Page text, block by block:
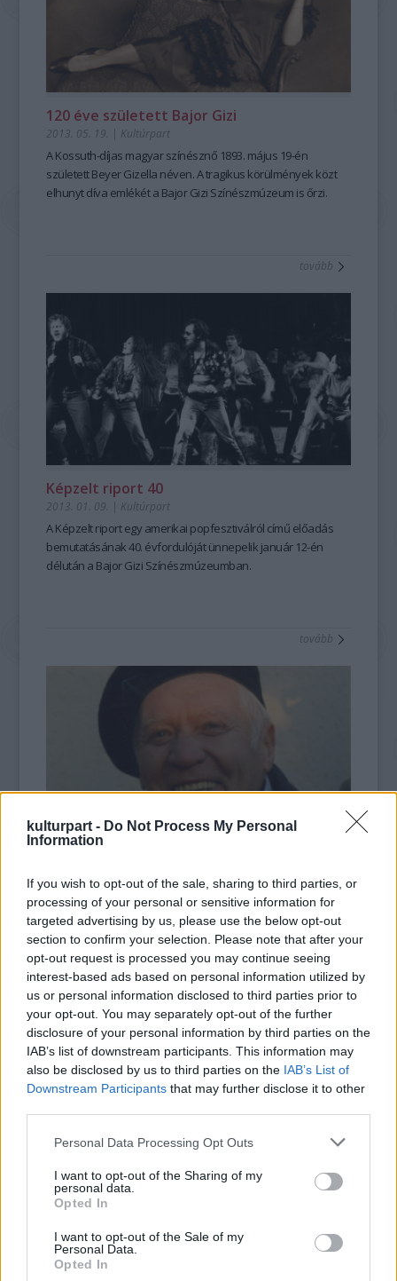
kulturpart - Do Not Process My Personal
Information
If you wish to opt-out of the sale, sharing to third parties, or
processing of your personal or sensitive information for
targeted advertising by us, please use the below opt-out
section to confirm your selection. Please note that after your
opt-out request is processed you may continue seeing
interest-based ads based on personal information utilized by
us or personal information disclosed to third parties prior to
your opt-out. You may separately opt-out of the further
disclosure of your personal information by third parties on the
IAB’s list of downstream participants. This information may
also be disclosed by us to third parties on the IAB’s List of
Downstream Participants that may further disclose it to other
Please note that this website/app uses one or more Google
not limited to your visit or usage behaviour. You may click to
grant or deny consent to Google and its third-party tags to
use your data for below specified purposes in below Google
consent section.
Personal Data Processing Opt Outs
I want to opt-out of the Sharing of my
personal data.
Opted In
I want to opt-out of the Sale of my
Personal Data.
Opted In
120 éve született Bajor Gizi
2013. 05. 19. | Kultúrpart
A Kossuth-díjas magyar színésznő 1893. május 19-én
születettBeyer Gizella néven. A tragikus körülmények közt
elhunyt díva emlékét a Bajor Gizi Színészmúzeum is őrzi.
tovább
Képzelt riport 40
2013. 01. 09. | Kultúrpart
AKépzelt riport egy amerikai popfesztiválról című előadás
bemutatásának40. évfordulóját ünnepelik január 12-én
délután a Bajor Gizi Színészmúzeumban.
tovább
2012. 10. 18.|Kultúrpart
Életének 94. évében elhunyt Joó László színész és dramaturg
- közölte szomorú hírt szerdán Lőkös Ildikó, a Színházi
Dramaturgok Céhének társelnöke.
tovább
Várkonyi Zoltánra emlékeznek a
Színészmúzeumban
2012. 09. 14.